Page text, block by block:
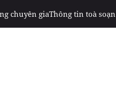
chuyên giaThông tin toà soạn